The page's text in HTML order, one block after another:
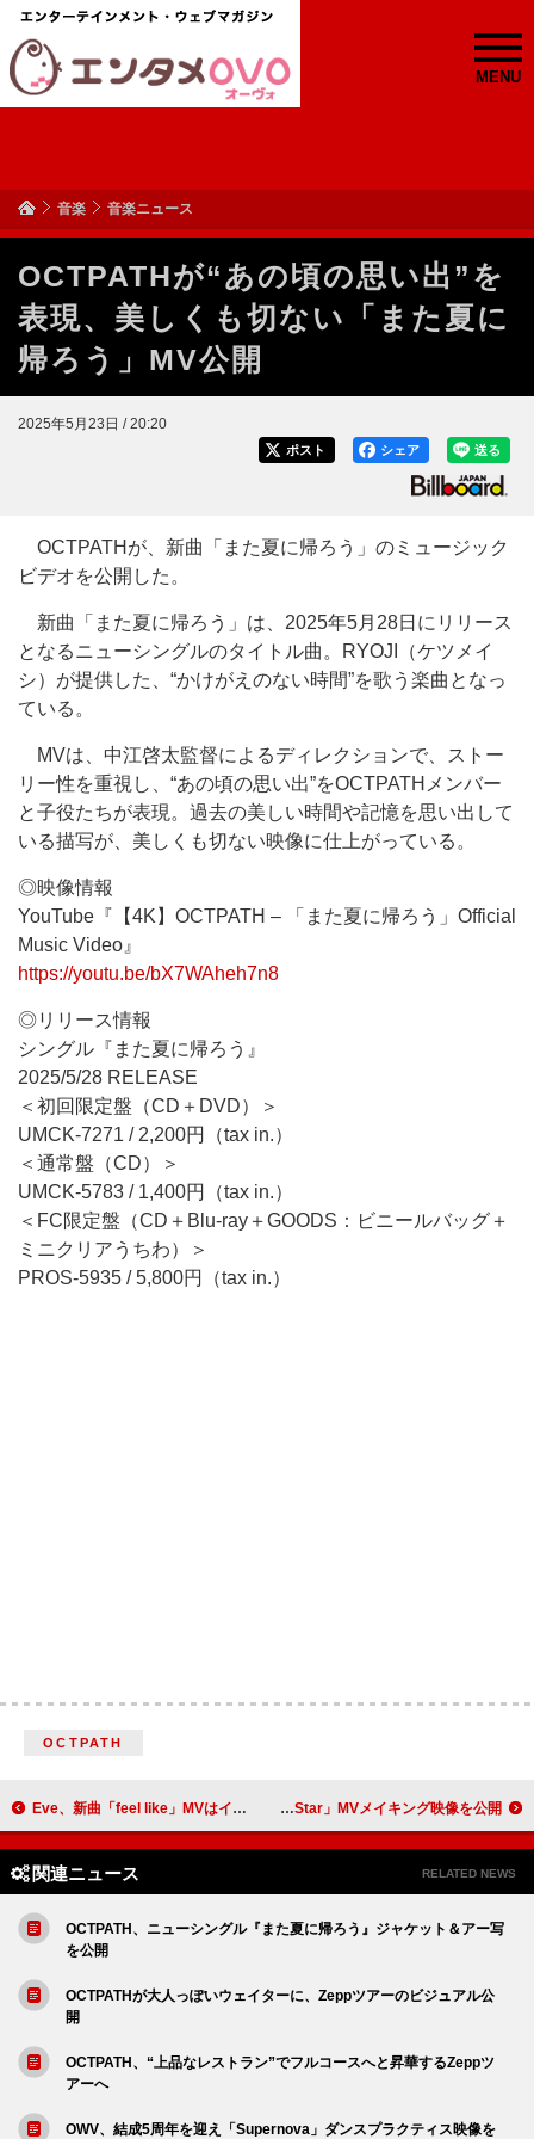
MENU
音楽 音楽ニュース
OCTPATHが“あの頃の思い出”を
表現、美しくも切ない「また夏に
帰ろう」MV公開
2025年5月23日 / 20:20
送る
シェア
ポスト
OCTPATHが、新曲「また夏に帰ろう」のミュージック
ビデオを公開した。
新曲「また夏に帰ろう」は、2025年5月28日にリリース
となるニューシングルのタイトル曲。RYOJI（ケツメイ
シ）が提供した、“かけがえのない時間”を歌う楽曲となっ
ている。
MVは、中江啓太監督によるディレクションで、ストー
リー性を重視し、“あの頃の思い出”をOCTPATHメンバー
と子役たちが表現。過去の美しい時間や記憶を思い出して
いる描写が、美しくも切ない映像に仕上がっている。
◎映像情報
YouTube『【4K】OCTPATH – 「また夏に帰ろう」Official
Music Video』
https://youtu.be/bX7WAheh7n8
◎リリース情報
シングル『また夏に帰ろう』
2025/5/28 RELEASE
＜初回限定盤（CD＋DVD）＞
UMCK-7271 / 2,200円（tax in.）
＜通常盤（CD）＞
UMCK-5783 / 1,400円（tax in.）
＜FC限定盤（CD＋Blu-ray＋GOODS：ビニールバッグ＋
ミニクリアうちわ）＞
PROS-5935 / 5,800円（tax in.）
OCTPATH
Eve、新曲「feel like」MVはイラストレーター“KURO”が手掛けるノスタルジックなアニメーション 星野源、アルバム『Gen』より「Star」MVメイキング映像を公開
関連ニュース RELATED NEWS
OCTPATH、ニューシングル『また夏に帰ろう』ジャケット＆アー写
を公開
OCTPATHが大人っぽいウェイターに、Zeppツアーのビジュアル公
開
OCTPATH、“上品なレストラン”でフルコースへと昇華するZeppツ
アーへ
OWV、結成5周年を迎え「Supernova」ダンスプラクティス映像を